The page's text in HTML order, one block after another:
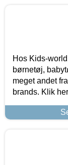
Hos Kids-
børnetøj,
meget andet
brands. Klik